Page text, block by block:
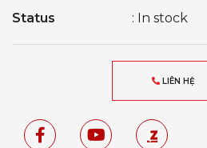
Status
: In stock
LIÊN HỆ